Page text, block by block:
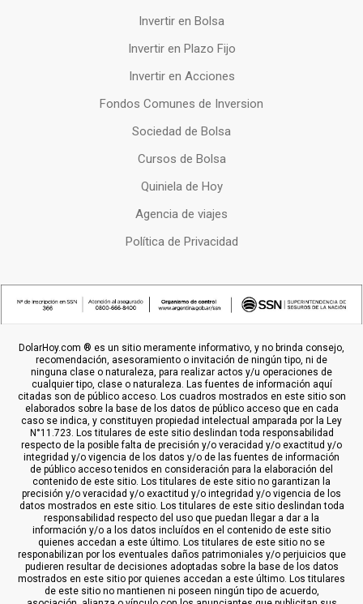
Invertir en Bolsa
Invertir en Plazo Fijo
Invertir en Acciones
Fondos Comunes de Inversion
Sociedad de Bolsa
Cursos de Bolsa
Quiniela de Hoy
Agencia de viajes
Política de Privacidad
DolarHoy.com ® es un sitio meramente informativo, y no brinda consejo,
recomendación, asesoramiento o invitación de ningún tipo, ni de
ninguna clase o naturaleza, para realizar actos y/u operaciones de
cualquier tipo, clase o naturaleza. Las fuentes de información aquí
citadas son de público acceso. Los cuadros mostrados en este sitio son
elaborados sobre la base de los datos de público acceso que en cada
caso se indica, y constituyen propiedad intelectual amparada por la Ley
N°11.723. Los titulares de este sitio deslindan toda responsabilidad
respecto de la posible falta de precisión y/o veracidad y/o exactitud y/o
integridad y/o vigencia de los datos y/o de las fuentes de información
de público acceso tenidos en consideración para la elaboración del
contenido de este sitio. Los titulares de este sitio no garantizan la
precisión y/o veracidad y/o exactitud y/o integridad y/o vigencia de los
datos mostrados en este sitio. Los titulares de este sitio deslindan toda
responsabilidad respecto del uso que puedan llegar a dar a la
información y/o a los datos incluídos en el contenido de este sitio
quienes accedan a este último. Los titulares de este sitio no se
responabilizan por los eventuales daños patrimoniales y/o perjuicios que
pudieren resultar de decisiones adoptadas sobre la base de los datos
mostrados en este sitio por quienes accedan a este último. Los titulares
de este sitio no mantienen ni poseen ningún tipo de acuerdo,